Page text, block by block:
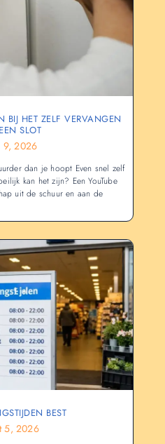
BIJ HET ZELF VERVANGEN
SLOT
9, 2026
dan je hoopt Even snel zelf
kan het zijn? Een YouTube
uit de schuur en aan de
BEST
5, 2026